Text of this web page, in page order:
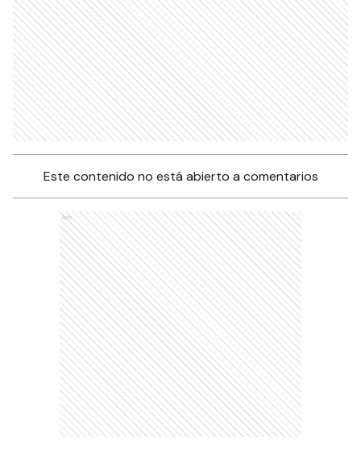
Este contenido no está abierto a comentarios
Ads